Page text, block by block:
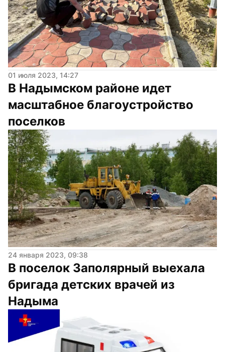
01 июля 2023, 14:27
В Надымском районе идет
масштабное благоустройство
поселков
24 января 2023, 09:38
В поселок Заполярный выехала
бригада детских врачей из
Надыма